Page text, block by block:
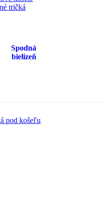
tričká
Spodná
bielizeň
pod košeľu